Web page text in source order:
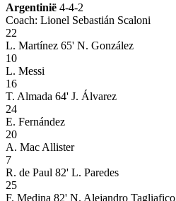
Argentinië 4-4-2
Coach: Lionel Sebastián Scaloni
22
L. Martínez 65' N. González
10
L. Messi
16
T. Almada 64' J. Álvarez
24
E. Fernández
20
A. Mac Allister
7
R. de Paul 82' L. Paredes
25
F. Medina 82' N. Alejandro Tagliafico